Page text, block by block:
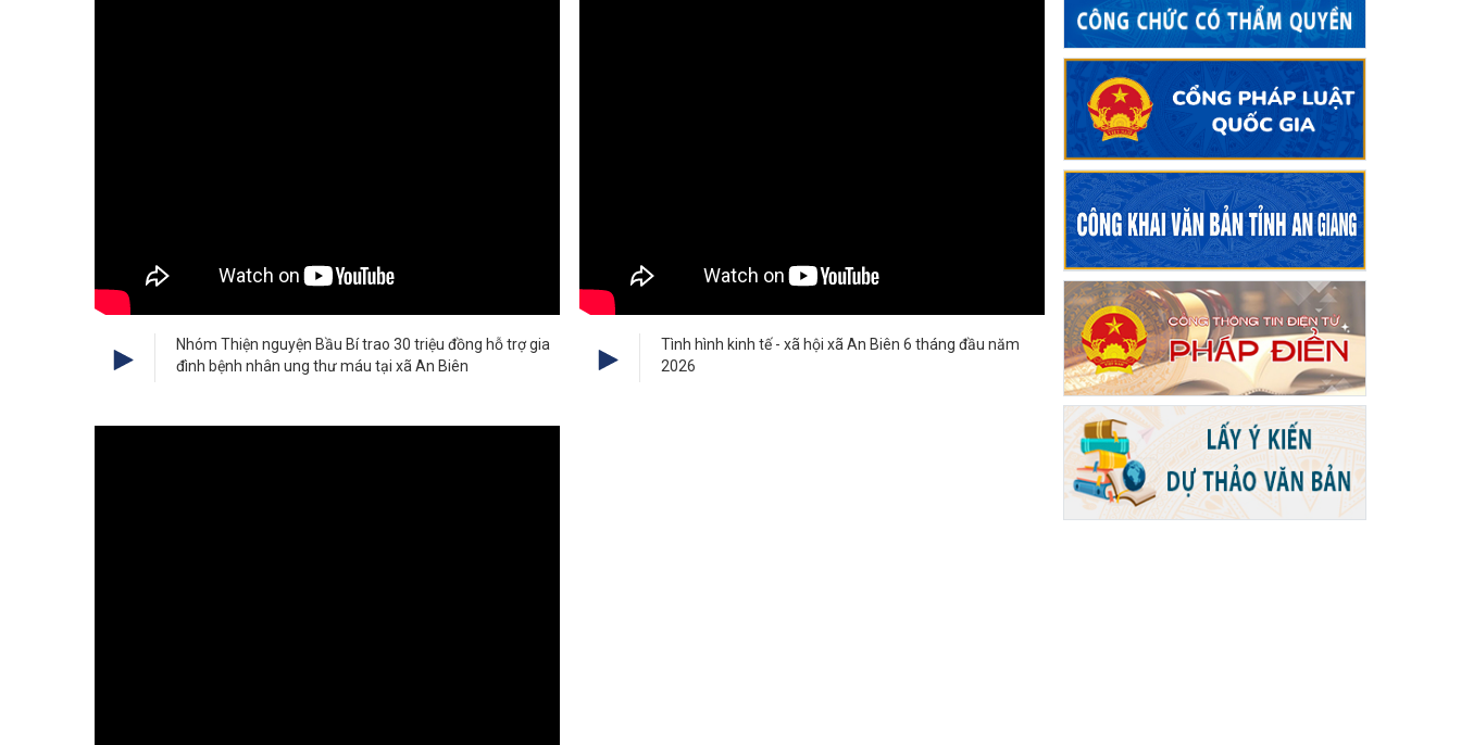
Nhóm Thiện nguyện Bầu Bí trao 30 triệu đồng hỗ trợ gia
đình bệnh nhân ung thư máu tại xã An Biên
Tình hình kinh tế - xã hội xã An Biên 6 tháng đầu năm
2026